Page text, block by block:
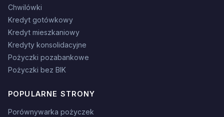
Chwilówki
Kredyt gotówkowy
Kredyt mieszkaniowy
Kredyty konsolidacyjne
Pożyczki pozabankowe
Pożyczki bez BIK
POPULARNE STRONY
Porównywarka pożyczek